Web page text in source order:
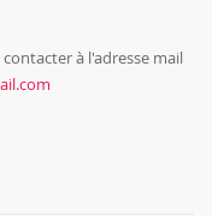
à l'adresse mail